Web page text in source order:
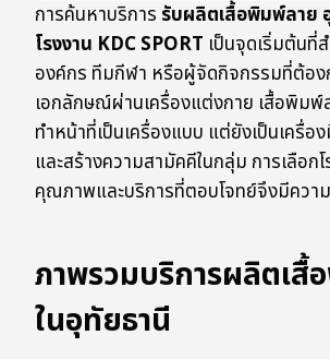
การค้นหาบริการ รับผลิตเสื้อพิมพ์ลาย
โรงงาน KDC SPORT เป็นจุดเริ่มต้น
องค์กร ทีมกีฬา หรือผู้จัดกิจกรรมที่ต้อง
เอกลักษณ์ผ่านเครื่องแต่งกาย เสื้อพิมพ์
ทำหน้าที่เป็นเครื่องแบบ แต่ยังเป็นเครื่
และสร้างความสามัคคีในกลุ่ม การเลือก
คุณภาพและบริการที่ตอบโจทย์จึงมีคว
ภาพรวมบริการผลิตเสื้
ในอุทัยธานี